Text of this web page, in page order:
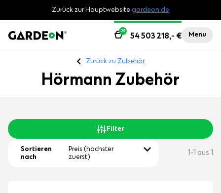
Zurück zur Hauptwebsite gardeon.de
Menu
54 503 218,- €
29
Zurück zu Zubehör
Hörmann Zubehör
Filter
Sortieren
nach
Preis (höchster
zuerst)
1-1 aus 1